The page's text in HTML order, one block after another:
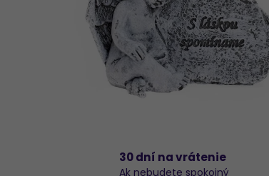
30 dní na vrátenie
Ak nebudete spokojný